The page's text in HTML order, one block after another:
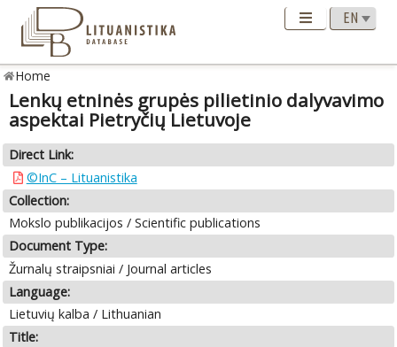
Home
Lenkų etninės grupės pilietinio dalyvavimo
aspektai Pietryčių Lietuvoje
Direct Link:
©InC – Lituanistika
Collection:
Mokslo publikacijos / Scientific publications
Document Type:
Žurnalų straipsniai / Journal articles
Language:
Lietuvių kalba / Lithuanian
Title: